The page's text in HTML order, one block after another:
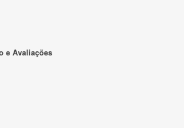
e Avaliações